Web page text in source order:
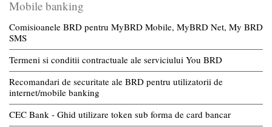
Mobile banking
Comisioanele BRD pentru MyBRD Mobile, MyBRD Net, My BRD
SMS
Termeni si conditii contractuale ale serviciului You BRD
Recomandari de securitate ale BRD pentru utilizatorii de
internet/mobile banking
CEC Bank - Ghid utilizare token sub forma de card bancar